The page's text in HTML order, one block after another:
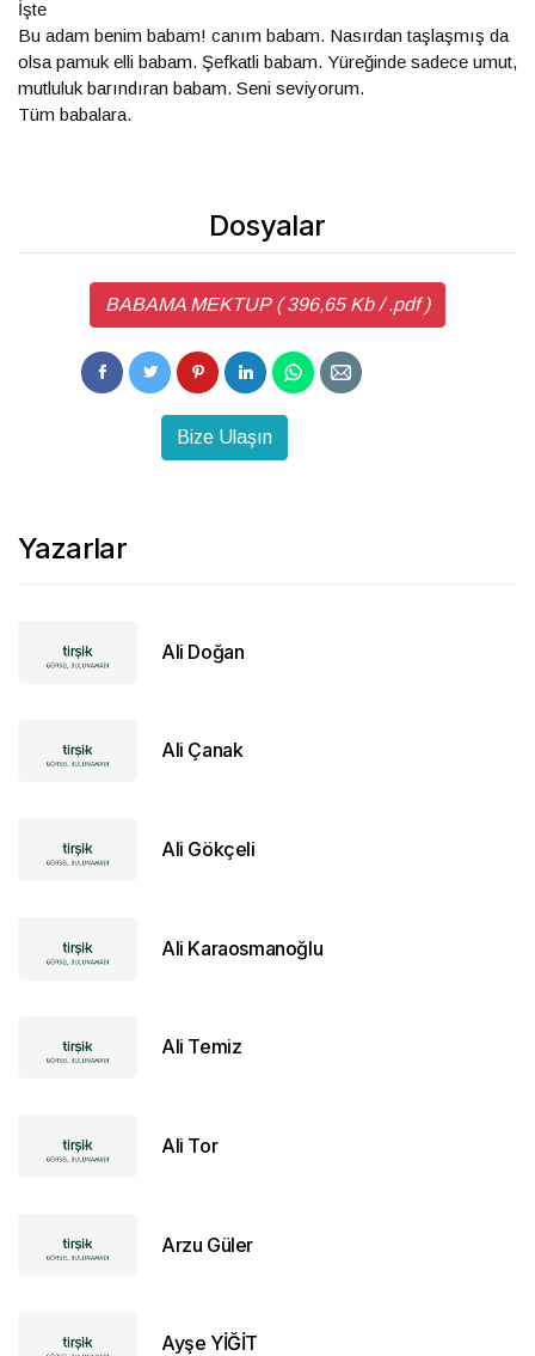
İşte
Bu adam benim babam! canım babam. Nasırdan taşlaşmış da
olsa pamuk elli babam. Şefkatli babam. Yüreğinde sadece umut,
mutluluk barındıran babam. Seni seviyorum.
Tüm babalara.
Dosyalar
BABAMA MEKTUP ( 396,65 Kb / .pdf )
Bize Ulaşın
Yazarlar
Ali Doğan
Ali Çanak
Ali Gökçeli
Ali Karaosmanoğlu
Ali Temiz
Ali Tor
Arzu Güler
Ayşe YİĞİT